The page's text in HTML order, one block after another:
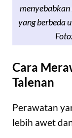
yang berbeda
Cara
Talenan
Perawatan
lebih awet